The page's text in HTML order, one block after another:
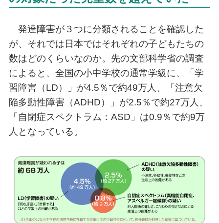
発達障害が３つに分類されることを確認した
が、それでは日本ではそれぞれの子どもたちの
数はどのくらいなのか。先の文部科学省の調査
によると、全国の小中学校の通常学級に、「学
習障害（LD）」が4.5％で約49万人、「注意欠
陥多動性障害（ADHD）」が2.5％で約27万人、
「自閉症スペクトラム：ASD」は0.9％で約9万
人となっている。